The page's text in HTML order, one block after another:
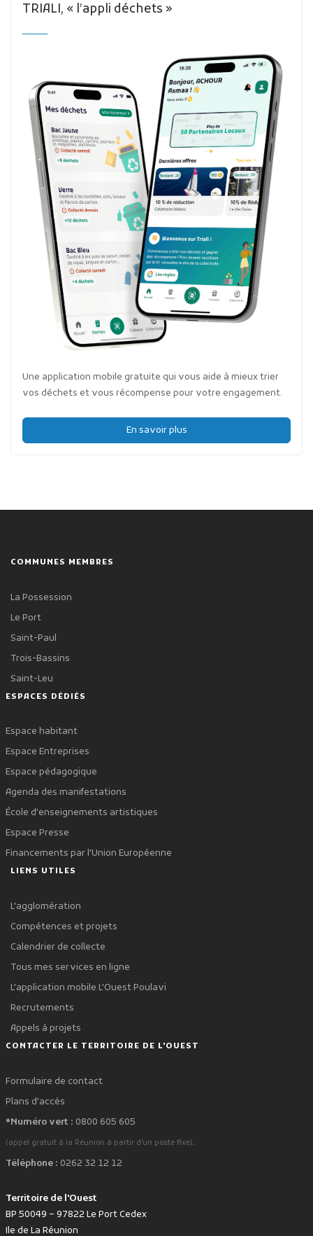
TRIALI, « l’appli déchets »
Une application mobile gratuite qui vous aide à mieux trier
vos déchets et vous récompense pour votre engagement.
En savoir plus
COMMUNES MEMBRES
La Possession
Le Port
Saint-Paul
Trois-Bassins
Saint-Leu
ESPACES DÉDIÉS
Espace habitant
Espace Entreprises
Espace pédagogique
Agenda des manifestations
École d'enseignements artistiques
Espace Presse
Financements par l'Union Européenne
LIENS UTILES
L'agglomération
Compétences et projets
Calendrier de collecte
Tous mes services en ligne
L'application mobile L'Ouest Poulavi
Recrutements
Appels à projets
CONTACTER LE TERRITOIRE DE L'OUEST
Formulaire de contact
Plans d'accès
*Numéro vert : 0800 605 605
(appel gratuit à la Réunion à partir d'un poste fixe).
Téléphone : 0262 32 12 12
Territoire de l'Ouest
BP 50049 – 97822 Le Port Cedex
Ile de La Réunion